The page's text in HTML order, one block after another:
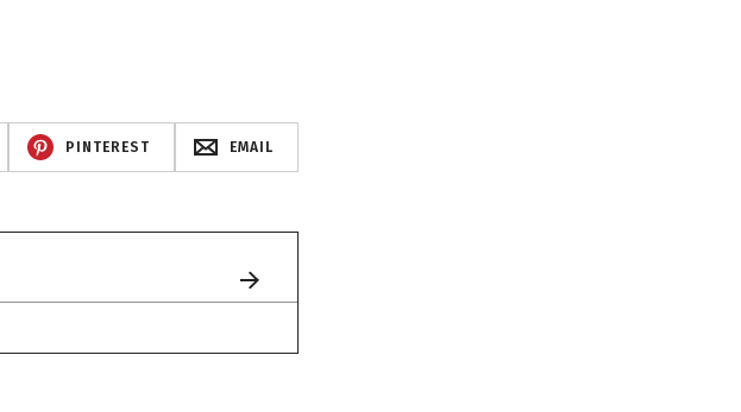
PINTEREST EMAIL